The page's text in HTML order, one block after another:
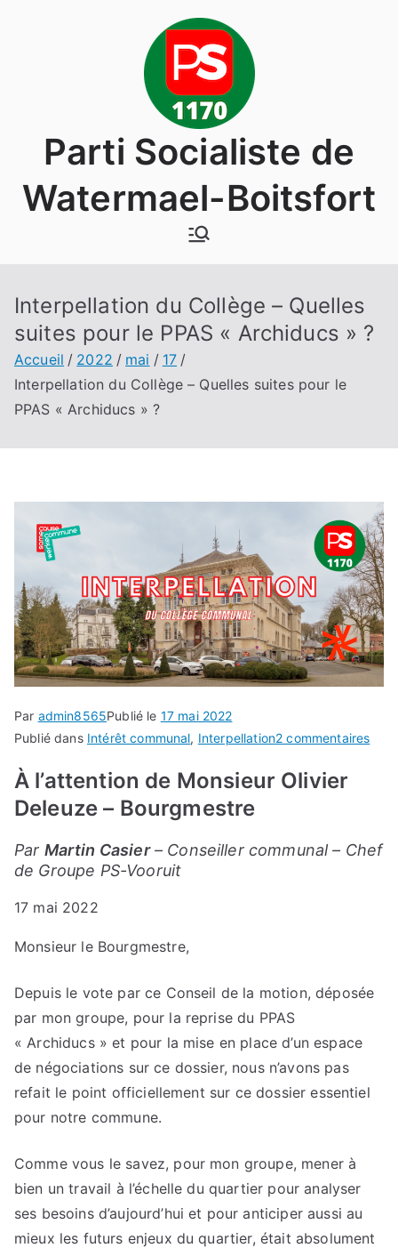
Parti Socialiste de
Watermael-Boitsfort
Interpellation du Collège – Quelles
suites pour le PPAS « Archiducs » ?
Accueil 2022 mai
17
Interpellation du Collège – Quelles suites pour le
PPAS « Archiducs » ?
Par admin8565Publié le 17 mai 2022
Publié dans Intérêt communal, Interpellation2 commentairessur
À l’attention de Monsieur Olivier
Deleuze – Bourgmestre
Par Martin Casier– Conseiller communal– Chef
de Groupe PS-Vooruit
17 mai 2022
Monsieur le Bourgmestre,
Depuis le vote par ce Conseil de la motion, déposée
par mon groupe, pour la reprise du PPAS
« Archiducs » et pour la mise en place d’un espace
de négociations sur ce dossier, nous n’avons pas
refait le point officiellement sur ce dossier essentiel
pour notre commune.
Comme vous le savez, pour mon groupe, mener à
bien un travail à l’échelle du quartier pour analyser
ses besoins d’aujourd’hui et pour anticiper aussi au
mieux les futurs enjeux du quartier, était absolument